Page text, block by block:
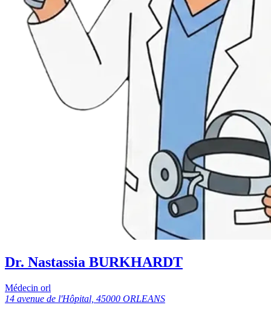
Dr. Nastassia BURKHARDT
Médecin orl
14 avenue de l'Hôpital, 45000 ORLEANS